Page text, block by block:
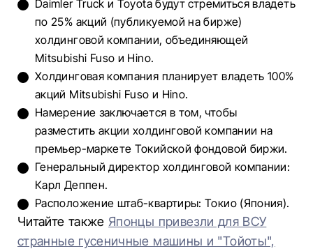
Daimler Truck и Toyota будут стремиться владеть
по 25% акций (публикуемой на бирже)
холдинговой компании, объединяющей
Mitsubishi Fuso и Hino.
Холдинговая компания планирует владеть 100%
акций Mitsubishi Fuso и Hino.
Намерение заключается в том, чтобы
разместить акции холдинговой компании на
премьер-маркете Токийской фондовой биржи.
Генеральный директор холдинговой компании:
Карл Деппен.
Расположение штаб-квартиры: Токио (Япония).
Читайте также Японцы привезли для ВСУ
странные гусеничные машины и "Тойоты",